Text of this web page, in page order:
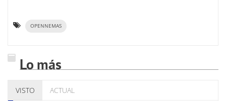
OPENNEMAS
Lo más
VISTO ACTUAL